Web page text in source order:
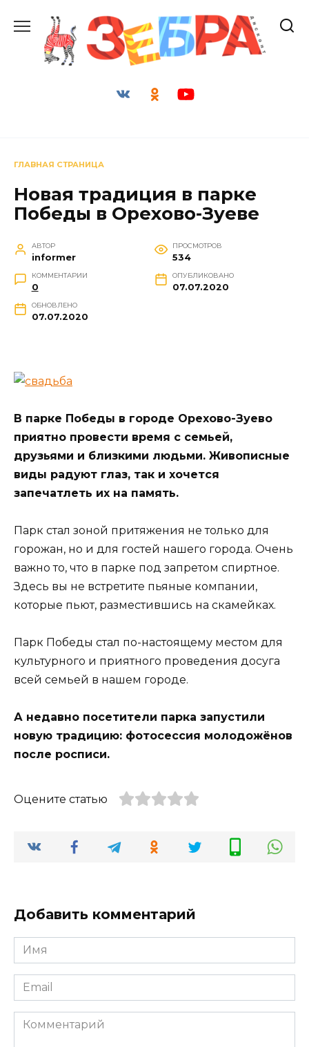
содержанию
ГЛАВНАЯ СТРАНИЦА
Новая традиция в парке
Победы в Орехово-Зуеве
АВТОР
informer
ПРОСМОТРОВ
534
КОММЕНТАРИИ
0
ОПУБЛИКОВАНО
07.07.2020
ОБНОВЛЕНО
07.07.2020
В парке Победы в городе Орехово-Зуево
приятно провести время с семьей,
друзьями и близкими людьми. Живописные
виды радуют глаз, так и хочется
запечатлеть их на память.
Парк стал зоной притяжения не только для
горожан, но и для гостей нашего города. Очень
важно то, что в парке под запретом спиртное.
Здесь вы не встретите пьяные компании,
которые пьют, разместившись на скамейках.
Парк Победы стал по-настоящему местом для
культурного и приятного проведения досуга
всей семьей в нашем городе.
А недавно посетители парка запустили
новую традицию: фотосессия молодожёнов
после росписи.
Оцените статью
Добавить комментарий
Имя
*
Email
*
Комментарий